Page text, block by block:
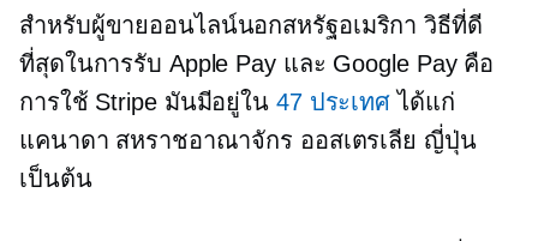
สำหรับผู้ขายออนไลน์นอกสหรัฐอเมริกา วิธีที่ดี
ที่สุดในการรับ Apple Pay และ Google Pay คือ
การใช้ Stripe มันมีอยู่ใน 47 ประเทศ ได้แก่
แคนาดา สหราชอาณาจักร ออสเตรเลีย ญี่ปุ่น
เป็นต้น